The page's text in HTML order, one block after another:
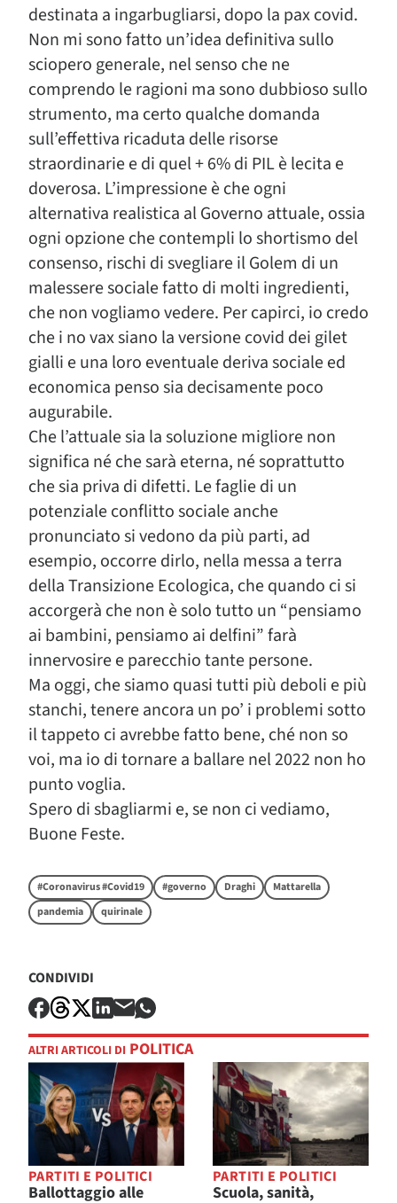
destinata a ingarbugliarsi, dopo la pax covid.
Non mi sono fatto un’idea definitiva sullo
sciopero generale, nel senso che ne
comprendo le ragioni ma sono dubbioso sullo
strumento, ma certo qualche domanda
sull’effettiva ricaduta delle risorse
straordinarie e di quel + 6% di PIL è lecita e
doverosa. L’impressione è che ogni
alternativa realistica al Governo attuale, ossia
ogni opzione che contempli lo shortismo del
consenso, rischi di svegliare il Golem di un
malessere sociale fatto di molti ingredienti,
che non vogliamo vedere. Per capirci, io credo
che i no vax siano la versione covid dei gilet
gialli e una loro eventuale deriva sociale ed
economica penso sia decisamente poco
augurabile.
Che l’attuale sia la soluzione migliore non
significa né che sarà eterna, né soprattutto
che sia priva di difetti. Le faglie di un
potenziale conflitto sociale anche
pronunciato si vedono da più parti, ad
esempio, occorre dirlo, nella messa a terra
della Transizione Ecologica, che quando ci si
accorgerà che non è solo tutto un “pensiamo
ai bambini, pensiamo ai delfini” farà
innervosire e parecchio tante persone.
Ma oggi, che siamo quasi tutti più deboli e più
stanchi, tenere ancora un po’ i problemi sotto
il tappeto ci avrebbe fatto bene, ché non so
voi, ma io di tornare a ballare nel 2022 non ho
punto voglia.
Spero di sbagliarmi e, se non ci vediamo,
Buone Feste.
#Coronavirus #Covid19 #governo Draghi
Mattarella
pandemia
quirinale
CONDIVIDI
ALTRI ARTICOLI DI POLITICA
PARTITI E POLITICI
Ballottaggio alle
PARTITI E POLITICI
Scuola, sanità,